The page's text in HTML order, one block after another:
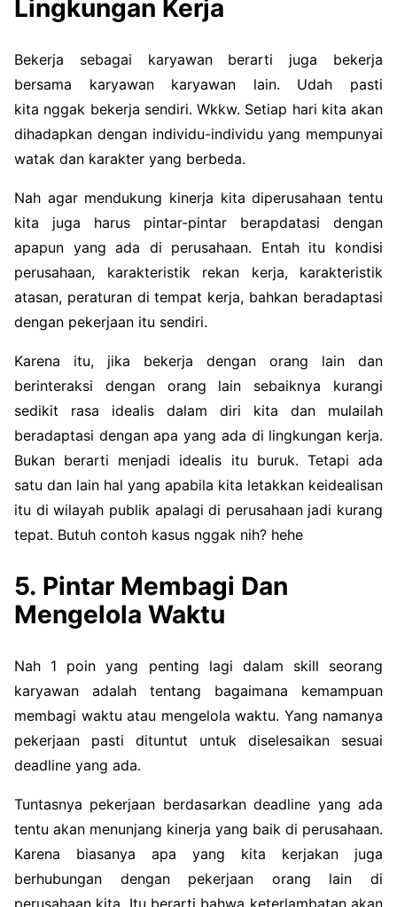
Lingkungan Kerja
Bekerja sebagai karyawan berarti juga bekerja
bersama karyawan karyawan lain. Udah pasti
kita nggak bekerja sendiri. Wkkw. Setiap hari kita akan
dihadapkan dengan individu-individu yang mempunyai
watak dan karakter yang berbeda.
Nah agar mendukung kinerja kita diperusahaan tentu
kita juga harus pintar-pintar berapdatasi dengan
apapun yang ada di perusahaan. Entah itu kondisi
perusahaan, karakteristik rekan kerja, karakteristik
atasan, peraturan di tempat kerja, bahkan beradaptasi
dengan pekerjaan itu sendiri.
Karena itu, jika bekerja dengan orang lain dan
berinteraksi dengan orang lain sebaiknya kurangi
sedikit rasa idealis dalam diri kita dan mulailah
beradaptasi dengan apa yang ada di lingkungan kerja.
Bukan berarti menjadi idealis itu buruk. Tetapi ada
satu dan lain hal yang apabila kita letakkan keidealisan
itu di wilayah publik apalagi di perusahaan jadi kurang
tepat. Butuh contoh kasus nggak nih? hehe
5. Pintar Membagi Dan
Mengelola Waktu
Nah 1 poin yang penting lagi dalam skill seorang
karyawan adalah tentang bagaimana kemampuan
membagi waktu atau mengelola waktu. Yang namanya
pekerjaan pasti dituntut untuk diselesaikan sesuai
deadline yang ada.
Tuntasnya pekerjaan berdasarkan deadline yang ada
tentu akan menunjang kinerja yang baik di perusahaan.
Karena biasanya apa yang kita kerjakan juga
berhubungan dengan pekerjaan orang lain di
perusahaan kita. Itu berarti bahwa keterlambatan akan